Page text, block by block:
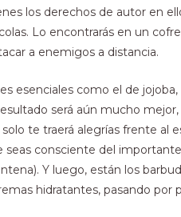
los derechos de autor en
Lo encontrarás en un
a enemigos a distancia.
esenciales como el de
será aún mucho
te traerá alegrías frente
consciente del
Y luego, están los
hidratantes, pasando por